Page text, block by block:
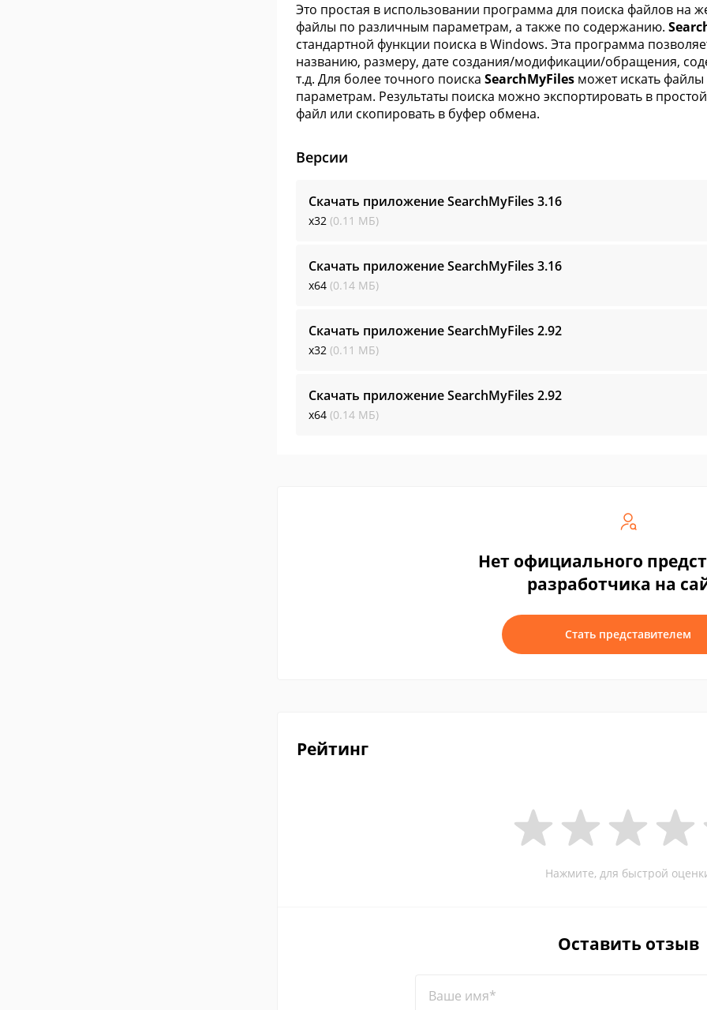
Это простая в использовании программа для поиска файлов на
файлы по различным параметрам, а также по содержанию.
стандартной функции поиска в Windows. Эта программа
названию, размеру, дате создания/модификации/обращения,
т.д. Для более точного поиска SearchMyFiles может искать
параметрам. Результаты поиска можно экспортировать в
файл или скопировать в буфер обмена.
Версии
Скачать приложение SearchMyFiles 3.16
x32 (0.11 МБ)
Скачать приложение SearchMyFiles 3.16
x64 (0.14 МБ)
Скачать приложение SearchMyFiles 2.92
x32 (0.11 МБ)
Скачать приложение SearchMyFiles 2.92
x64 (0.14 МБ)
Нет официального
разработчика на
Стать представителем
Рейтинг
Нажмите, для быстрой
Оставить отзыв
Ваше имя*